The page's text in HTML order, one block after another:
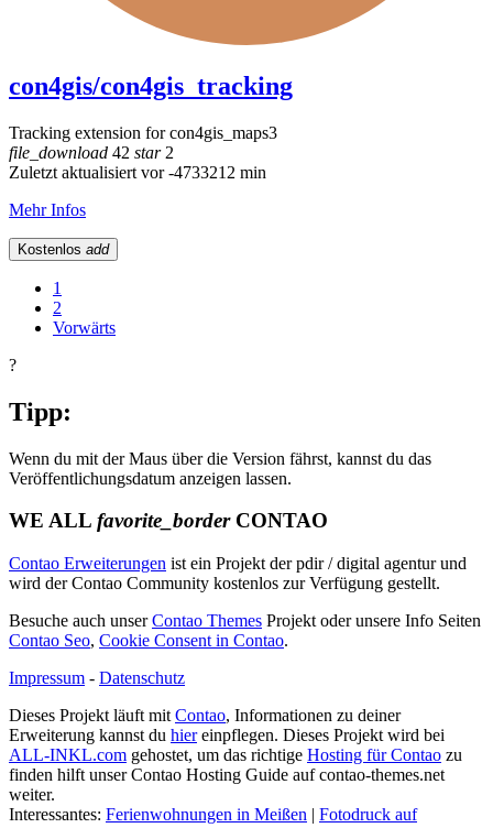
con4gis/con4gis_tracking
Tracking extension for con4gis_maps3
file_download 42 star2
Zuletzt aktualisiert vor -4733212 min
Mehr Infos
Kostenlos add
1
2
Vorwärts
?
Tipp:
Wenn du mit der Maus über die Version fährst, kannst du das
Veröffentlichungsdatum anzeigen lassen.
WE ALL favorite_borderCONTAO
Contao Erweiterungen ist ein Projekt der pdir / digital agentur und
wird der Contao Community kostenlos zur Verfügung gestellt.
Besuche auch unserContao Themes Projekt oder unsere Info Seiten
Contao Seo, Cookie Consent in Contao.
Impressum - Datenschutz
Dieses Projekt läuft mit Contao, Informationen zu deiner
Erweiterung kannst du hiereinpflegen. Dieses Projekt wird bei
ALL-INKL.com gehostet, um das richtige Hosting für Contao zu
finden hilft unser Contao Hosting Guide auf contao-themes.net
weiter.
Interessantes: Ferienwohnungen in Meißen | Fotodruck auf